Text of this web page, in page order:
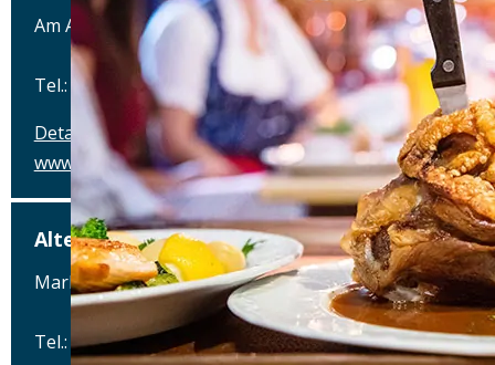
Am Alten Schlachthof 9, 93055 Regensburg
Tel.: Tel.: 0941-4637770
Details
www.hotel-schlachthof-regensburg.de
Alter Wirt
Marktplatz 1, 82031 Grünwald
Tel.: Tel.: 089-6419340